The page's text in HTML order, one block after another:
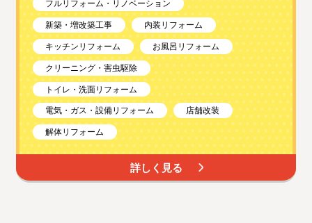
フルリフォーム・リノベーション
新築・増改築工事 内装リフォーム
キッチンリフォーム お風呂リフォーム
クリーニング・害虫駆除
トイレ・洗面リフォーム
電気・ガス・設備リフォーム 店舗改装
解体リフォーム
詳しく見る